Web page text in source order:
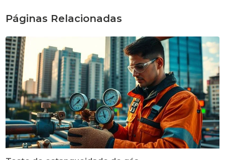
Páginas Relacionadas